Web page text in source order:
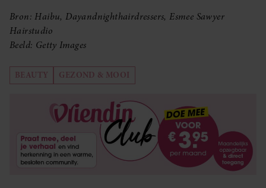
Bron: Haibu, Dayandnighthairdressers, Esmee Sawyer
Hairstudio
Beeld: Getty Images
BEAUTY GEZOND & MOOI